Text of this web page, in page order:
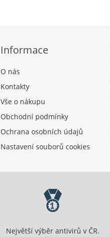
Informace
O nás
Kontakty
Vše o nákupu
Obchodní podmínky
Ochrana osobních údajů
Nastavení souborů cookies
Největší výběr antivirů v ČR.